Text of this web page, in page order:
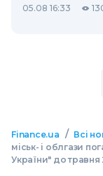
05.08 16:33
Finance.ua / Всі
міськ- і облгази
України" до травня